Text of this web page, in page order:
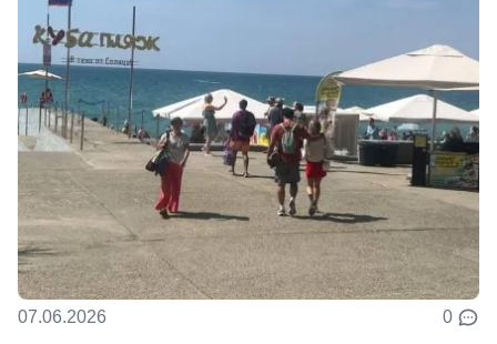
07.06.2026 0